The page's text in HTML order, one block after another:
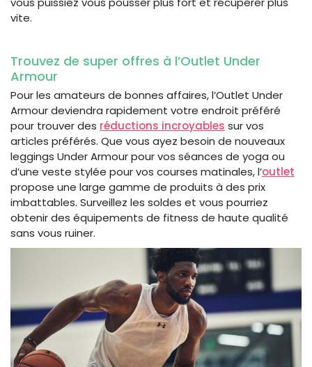
vite.
Trouvez de super offres à l’Outlet Under
Armour
Pour les amateurs de bonnes affaires, l’Outlet Under
Armour deviendra rapidement votre endroit préféré
pour trouver des réductions incroyables sur vos
articles préférés. Que vous ayez besoin de nouveaux
leggings Under Armour pour vos séances de yoga ou
d’une veste stylée pour vos courses matinales, l’outlet
propose une large gamme de produits à des prix
imbattables. Surveillez les soldes et vous pourriez
obtenir des équipements de fitness de haute qualité
sans vous ruiner.